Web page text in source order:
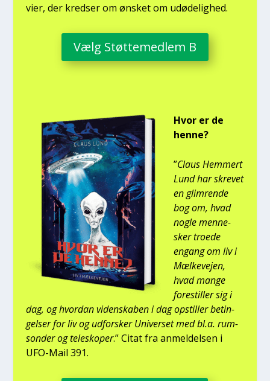
vi­er, der kred­ser om ønsket om udø­de­lig­hed.
Vælg Støt­te­med­lem B
Hvor er de
hen­ne?
”Claus Hem­mert
Lund har skre­vet
en glim­ren­de
bog om, hvad
nog­le men­ne­
sker tro­e­de
engang om liv i
Mæl­ke­vej­en,
hvad man­ge
fore­stil­ler sig i
dag, og hvor­dan viden­ska­ben i dag opstil­ler betin­
gel­ser for liv og udfor­sker Uni­ver­set med bl.a. rum­
son­der og telesko­per.” Citat fra anmel­del­sen i
UFO-Mail 391.